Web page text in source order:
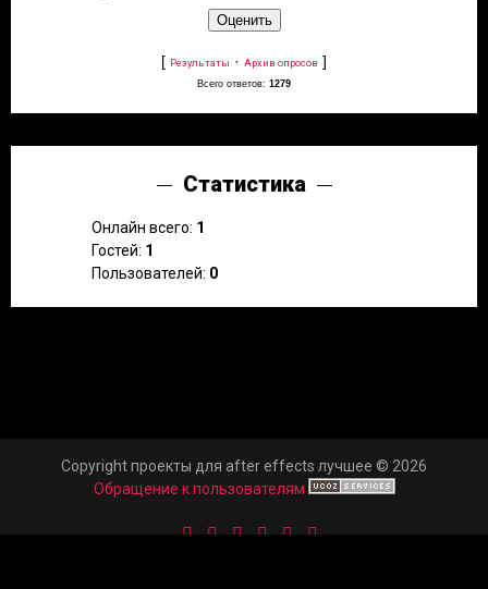
[ Результаты · Архив опросов ]
Всего ответов: 1279
Статистика
Онлайн всего: 1
Гостей: 1
Пользователей: 0
Copyright проекты для after effects лучшее © 2026
Обращение к пользователям